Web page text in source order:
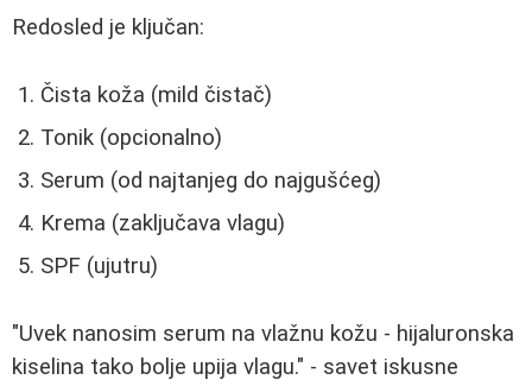
Redosled je ključan:
Čista koža (mild čistač)
Tonik (opcionalno)
Serum (od najtanjeg do najgušćeg)
Krema (zaključava vlagu)
SPF (ujutru)
"Uvek nanosim serum na vlažnu kožu - hijaluronska
kiselina tako bolje upija vlagu." - savet iskusne